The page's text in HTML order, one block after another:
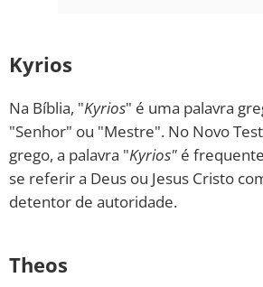
Kyrios
Na Bíblia, "Kyrios" é uma palavra
"Senhor" ou "Mestre". No Novo
grego, a palavra "Kyrios" é
se referir a Deus ou Jesus Cristo
detentor de autoridade.
Theos